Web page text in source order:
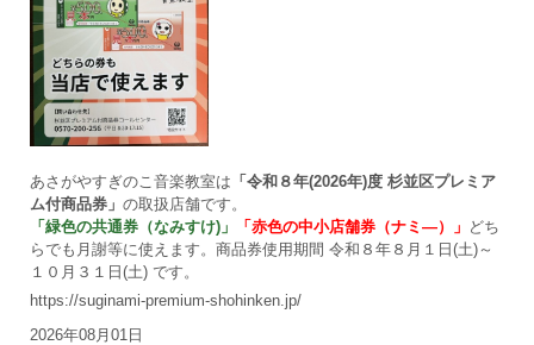
あさがやすぎのこ音楽教室は 「令和８年(2026年)度 杉並区プレミア
ム付商品券」 の取扱店舗です。
「緑色の共通券（なみすけ)」
「赤色の中小店舗券（ナミ―）」 どち
らでも月謝等に使えます。商品券使用期間 令和８年８月１日(土)～
１０月３１日(土) です。
https://suginami-premium-shohinken.jp/
2026年08月01日